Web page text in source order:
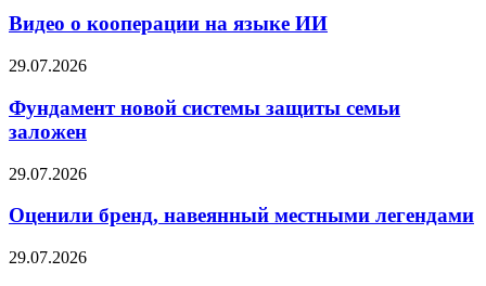
Видео о кооперации на языке ИИ
29.07.2026
Фундамент новой системы защиты семьи
заложен
29.07.2026
Оценили бренд, навеянный местными легендами
29.07.2026